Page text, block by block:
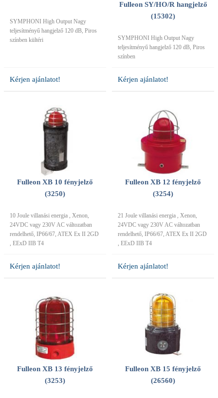
SYMPHONI High Output Nagy
teljesítményű hangjelző 120 dB, Piros
színben kültéri
Kérjen ajánlatot!
Fulleon SY/HO/R hangjelző
(15302)
SYMPHONI High Output Nagy
teljesítményű hangjelző 120 dB, Piros
színben
Kérjen ajánlatot!
Fulleon XB 10 fényjelző
(3250)
10 Joule villanási energia , Xenon,
24VDC vagy 230V AC változatban
rendelhető, IP66/67, ATEX Ex II 2GD
, EExD IIB T4
Kérjen ajánlatot!
Fulleon XB 12 fényjelző
(3254)
21 Joule villanási energia , Xenon,
24VDC vagy 230V AC változatban
rendelhető, IP66/67, ATEX Ex II 2GD
, EExD IIB T4
Kérjen ajánlatot!
Fulleon XB 13 fényjelző
(3253)
Fulleon XB 15 fényjelző
(26560)